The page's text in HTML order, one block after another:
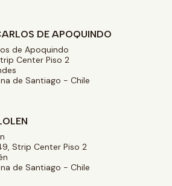
DE APOQUINDO
de Apoquindo
Center Piso 2
de Santiago - Chile
Strip Center Piso 2
de Santiago - Chile